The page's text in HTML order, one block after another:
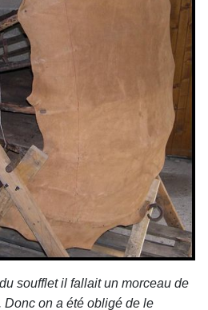
soufflet il fallait un morceau de
Donc on a été obligé de le